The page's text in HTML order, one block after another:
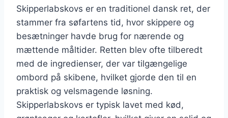
Skipperlabskovs er en traditionel dansk ret, der
stammer fra søfartens tid, hvor skippere og
besætninger havde brug for nærende og
mættende måltider. Retten blev ofte tilberedt
med de ingredienser, der var tilgængelige
ombord på skibene, hvilket gjorde den til en
praktisk og velsmagende løsning.
Skipperlabskovs er typisk lavet med kød,